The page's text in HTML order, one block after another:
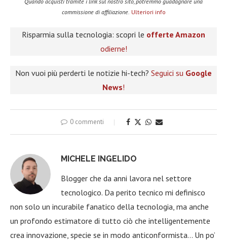
commissione di affiliazione. Ulteriori info
Risparmia sulla tecnologia: scopri le offerte Amazon
odierne!
Non vuoi più perderti le notizie hi-tech? Seguici su Google
News!
0 commenti
MICHELE INGELIDO
Blogger che da anni lavora nel settore
tecnologico. Da perito tecnico mi definisco
non solo un incurabile fanatico della tecnologia, ma anche
un profondo estimatore di tutto ciò che intelligentemente
crea innovazione, specie se in modo anticonformista… Un po’